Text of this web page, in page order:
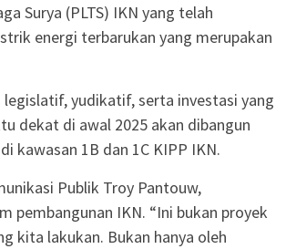
Surya (PLTS) IKN yang telah
energi terbarukan yang merupakan
yudikatif, serta investasi yang
dekat di awal 2025 akan dibangun
kawasan 1B dan 1C KIPP IKN.
Publik Troy Pantouw,
pembangunan IKN. “Ini bukan proyek
kita lakukan. Bukan hanya oleh